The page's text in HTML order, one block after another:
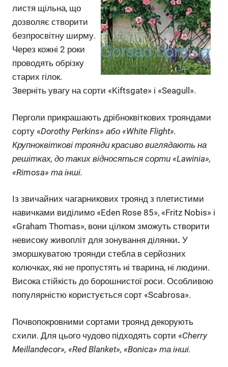
листя щільна, що
дозволяє створити
безпросвітну ширму.
Через кожні 2 роки
проводять обрізку
старих гілок.
Зверніть увагу на сорти «Kiftsgate» і «Seagull».
Перголи прикрашають дрібноквіткових трояндами
сорту «Dorothy Perkins» або «White Flight».
Крупноквіткові троянди красиво виглядають на
решітках, до таких відносяться сорти «Lawinia»,
«Rimosa» та інші.
Із звичайних чагарникових троянд з плетистими
навичками виділимо «Eden Rose 85», «Fritz Nobis» і
«Graham Thomas», вони цілком зможуть створити
невисоку живопліт для зонування ділянки. У
зморшкуватою троянди стебла в серйозних
колючках, які не пропустять ні тварина, ні людини.
Висока стійкість до борошнистої роси. Особливою
популярністю користується сорт «Scabrosa».
Почвопокровними сортами троянд декорують
схили. Для цього чудово підходять сорти «Cherry
Meillandecor», «Red Blanket», «Bonica» та інші.